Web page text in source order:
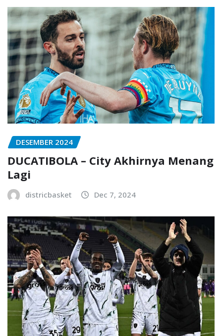
DESEMBER 2024
DUCATIBOLA – City Akhirnya Menang
Lagi
districbasket Dec 7, 2024